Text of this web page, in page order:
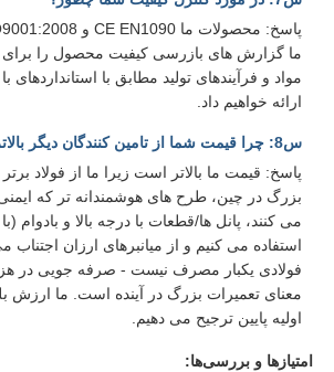
ما گزارش های بازرسی کیفیت محصول را برای
مواد و فرآیندهای تولید مطابق با استانداردهای
ارائه خواهیم داد.
س8: چرا قیمت شما از تامین کنندگان دیگر بالاتر است؟
پاسخ: قیمت ما بالاتر است زیرا ما از فولاد
بزرگ در چین، طرح های هوشمندانه تر که ایمنی
استفاده می کنیم و از میانبرهای ارزان
فولادی یکبار مصرف نیست - صرفه جویی در
معنای تعمیرات بزرگ در آینده است. ما ارزش
اولیه پایین ترجیح می دهیم.
امتیازها و بررسی‌ها: